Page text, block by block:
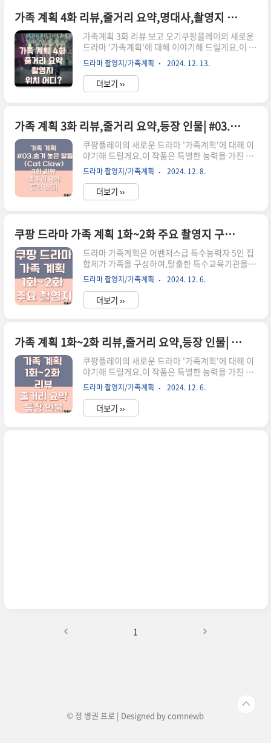
수(배두나 배우)-브레인 해커배두나가 연기하는 한
영수, 이 캐릭터는 정말 흥미진진해요!브레인 해킹
이라는 특별한 능력을 가진 그녀는 단순한 엄마가
아니에요. 어린 시절부터 특교대에서 훈련받은 전
문가로, 일종의 최면 기술인 브레인 해킹을 선천적
으로 완벽하게 다루는 능력자예요.'가족계획' 야전
소대장으로서 그녀의 캐릭터는 모성애와 전투력을
동..
가족 계획 4화 리뷰,줄거리 요약,명대사,촬영지 위치 어디? | 류승범 능력 : 암살 격투
가족계획 3화 리뷰 보고 오기쿠팡플레이의 새로운
드라마 '가족계획'에 대해 이야기해 드릴게요.이 작
품은 특별한 능력을 가진 5명의 가족이야기를 그린
독특한 판타지 범죄 스릴러입니다.주인공 한영수
(배두나 분)는 기억을 조작할 수 있는 브레인 해킹
방법으로, 그녀의 가족은 악당들과 맞서 싸웁니다.
이 조금씩 드러나고, 가족의 숨겨진 비밀들이 점차
밝혀집니다.배두나와 류승범의 부부 케미, 그리고
백윤식, 로몬, 이수현 등 실력파 배우들의 연기가
이 드라마의 큰 매력입니다.총 6부작으로 제작된
'가족계획'은 지난 11월 29일에 첫 방송을 시작했
어요.현실과 판타지를 넘나드는 흥미로운 이야기,
기대해 볼 만한 작품 아닐까..
드라마 촬영지/가족계획 2024. 12. 13.
더보기 ››
가족 계획 3화 리뷰,줄거리 요약,등장 인물| #03.숨겨 놓은 발톱(Cat Claw)
쿠팡플레이의 새로운 드라마 '가족계획'에 대해 이
야기해 드릴게요.이 작품은 특별한 능력을 가진 5
명의 가족이야기를 그린 독특한 판타지 범죄 스릴
러입니다.주인공 한영수(배두나 분)는 기억을 조작
할 수 있는 브레인 해킹 방법으로, 그녀의 가족은 악
당들과 맞서 싸웁니다.드라마의 첫 두 편에서는 새
숨겨진 비밀들이 점차 밝혀집니다.배두나와 류승
범의 부부 케미, 그리고 백윤식, 로몬, 이수현 등 실
력파 배우들의 연기가 이 드라마의 큰 매력입니다.
총 6부작으로 제작된 '가족계획'은 지난 11월 29일
에 첫 방송을 시작했어요.현실과 판타지를 넘나드
는 흥미로운 이야기, 기대해 볼 만한 작품 아닐까
요?쿠팡 플레이로 가족 계획 ..
드라마 촬영지/가족계획 2024. 12. 8.
더보기 ››
쿠팡 드라마 가족 계획 1화~2화 주요 촬영지 구글지도로 보기!
드라마 가족계획은 어벤저스급 특수능력자 5인 집
합체가 가족을 구성하여,탈출한 특수교육기관을
피해 숨어 다니면서 정착한 재개발 지역 금수시에
서 사회악을 응징하고정의를 구현하는 이야기다루
는데요, 주요 촬영지 공유해 드립니다.쿠팡 플레이
로 가족 계획 보러 가기기본 정보 마음은 혼자만의
수(배두나 배우)-브레인 해커배두나가 연기하는 한
영수, 이 캐릭터는 정말 흥미진진해요!브레인 해킹
이라는 특별한 능력을 가진 그녀는 단순한 엄마가
아니에요. 어린 시절부터 특교대에서 훈련받은 전
문가로, 일종의 최면 기술인 브레인 해킹을 선천적
으로 완벽하게 다루는 능력자예요.'가족계획' 야전
소대장으로서 그녀의 캐릭터는 모성애와 전투력을
동..
드라마 촬영지/가족계획 2024. 12. 6.
더보기 ››
가족 계획 1화~2화 리뷰,줄거리 요약,등장 인물| 배두나 능력 : 브레인 해커
쿠팡플레이의 새로운 드라마 '가족계획'에 대해 이
야기해 드릴게요.이 작품은 특별한 능력을 가진 5
명의 가족이야기를 그린 독특한 판타지 범죄 스릴
러입니다.주인공 한영수(배두나 분)는 기억을 조작
할 수 있는 브레인 해킹 방법으로, 그녀의 가족은 악
당들과 맞서 싸웁니다.드라마의 첫 두 편에서는 새
드라마 촬영지/가족계획 2024. 12. 6.
더보기 ››
1
© 정 병권 프로 | Designed bycomnewb